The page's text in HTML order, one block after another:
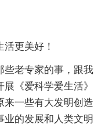
更美好！
些老专家的事，跟我
《爱科学爱生活》
来一些有大发明创造
业的发展和人类文明